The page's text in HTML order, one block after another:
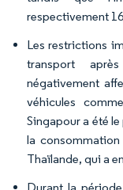
respectivement
Les restrictions
transport
négativement
véhicules
Singapour a été
la
Thaïlande, qui a